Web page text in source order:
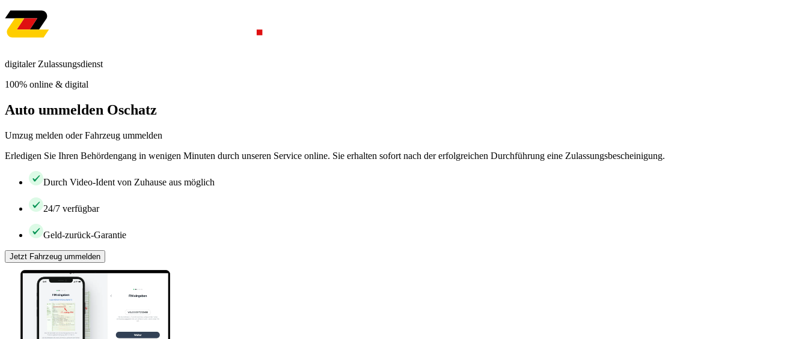
digitaler Zulassungsdienst
100% online & digital
Auto ummelden Oschatz
Umzug melden oder Fahrzeug ummelden
Erledigen Sie Ihren Behördengang in wenigen Minuten durch unseren Service online. Sie erhalten sofort nach der erfolgreichen Durchführung eine Zulassungsbescheinigung.
Durch Video-Ident von Zuhause aus möglich
24/7 verfügbar
Geld-zurück-Garantie
Jetzt Fahrzeug ummelden